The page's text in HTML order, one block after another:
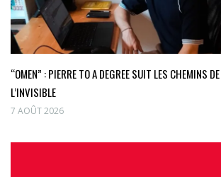
“OMEN” : PIERRE TO A DEGREE SUIT LES CHEMINS DE
L’INVISIBLE
7 AOÛT 2026